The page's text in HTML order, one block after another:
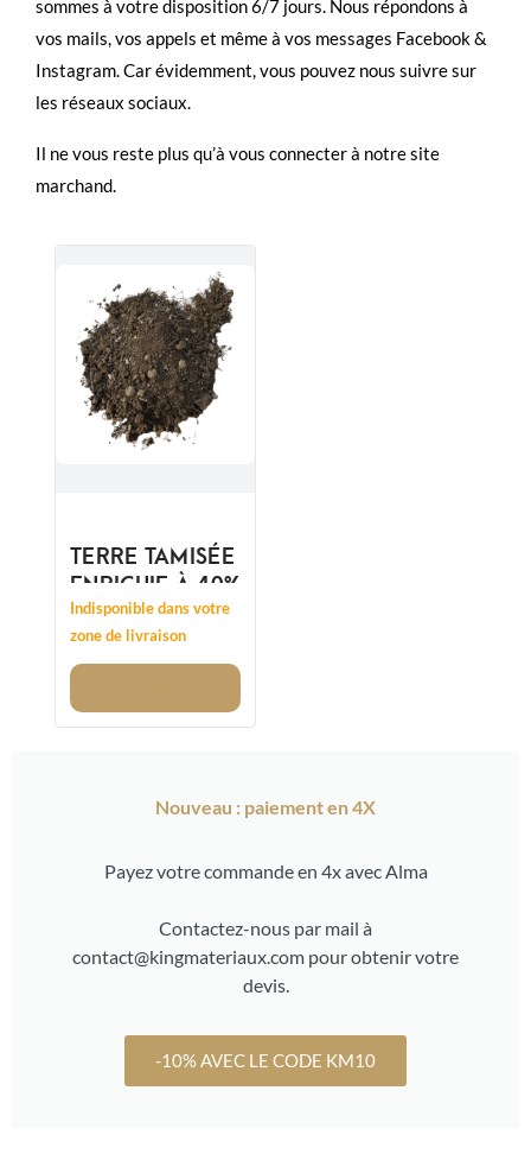
sommes à votre disposition 6/7 jours. Nous répondons à
vos mails, vos appels et même à vos messages Facebook &
Instagram. Car évidemment, vous pouvez nous suivre sur
les réseaux sociaux.
Il ne vous reste plus qu’à vous connecter à notre site
marchand.
TERRE TAMISÉE
ENRICHIE À 40%
Indisponible dans votre
zone de livraison
Nouveau : paiement en 4X
Payez votre commande en 4x avec Alma
Contactez-nous par mail à
contact@kingmateriaux.com pour obtenir votre
devis.
-10% AVEC LE CODE KM10